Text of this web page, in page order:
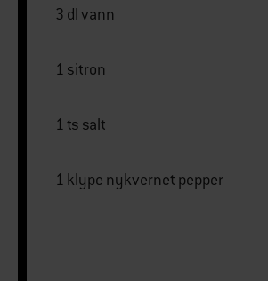
3 dl vann
1 sitron
1 ts salt
1 klype nykvernet pepper